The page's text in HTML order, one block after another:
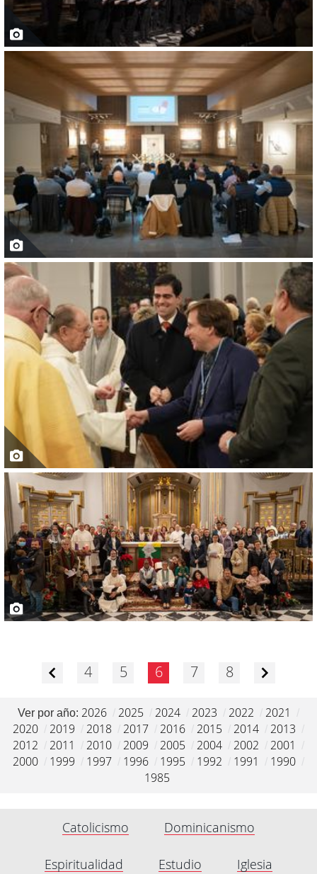
4 5 6 7 8
Ver por año: 2026 2025 2024 2023 2022 2021
2020 2019 2018 2017 2016 2015 2014 2013
2012 2011 2010 2009 2005 2004 2002 2001
2000 1999 1997 1996 1995 1992 1991 1990
1985
Catolicismo Dominicanismo
Espiritualidad Estudio Iglesia